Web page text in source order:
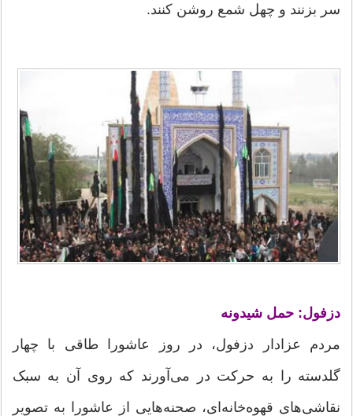
سر بزنند و چهل شمع روشن كنند.
دزفول: حمل شیدونه
مردم عزادار دزفول، در روز عاشورا طاقی با چهار
گلدسته را به حرکت در می‌آورند که روی آن به سبک
نقاشی‌های قهوه‌خانه‌ای، صحنه‌هایی از عاشورا به تصویر